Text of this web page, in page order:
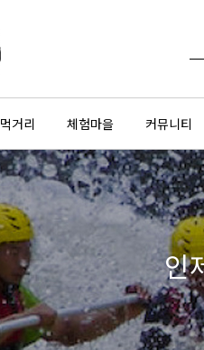
먹거리 체험마을 커뮤니티
인